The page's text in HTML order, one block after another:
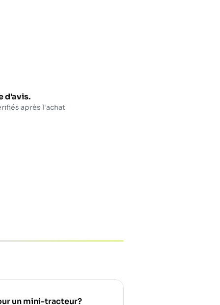
d'avis.
après l'achat
un mini-tracteur?